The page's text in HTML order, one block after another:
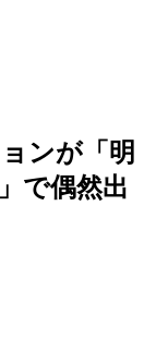
ンが「明
で偶然出